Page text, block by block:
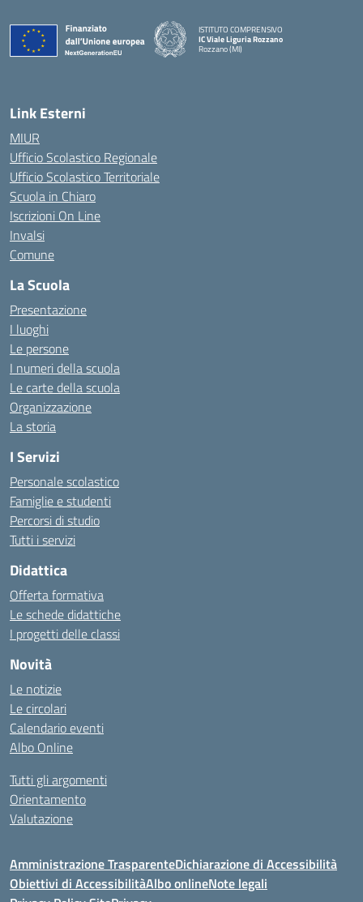
ISTITUTO COMPRENSIVO
IC Viale Liguria Rozzano
Rozzano (MI)
Link Esterni
MIUR
Ufficio Scolastico Regionale
Ufficio Scolastico Territoriale
Scuola in Chiaro
Iscrizioni On Line
Invalsi
Comune
La Scuola
Presentazione
I luoghi
Le persone
I numeri della scuola
Le carte della scuola
Organizzazione
La storia
I Servizi
Personale scolastico
Famiglie e studenti
Percorsi di studio
Tutti i servizi
Didattica
Offerta formativa
Le schede didattiche
I progetti delle classi
Novità
Le notizie
Le circolari
Calendario eventi
Albo Online
Tutti gli argomenti
Orientamento
Valutazione
Amministrazione TrasparenteDichiarazione di Accessibilità
Obiettivi di AccessibilitàAlbo onlineNote legali